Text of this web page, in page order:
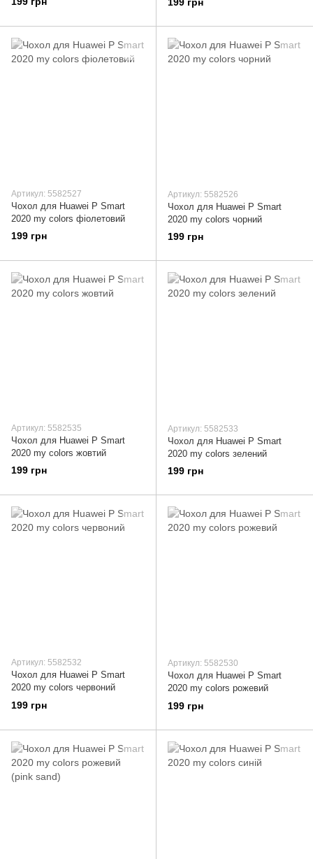
Артикул: 5582527
Чохол для Huawei P Smart
2020 my colors фіолетовий
199 грн
Артикул: 5582526
Чохол для Huawei P Smart
2020 my colors чорний
199 грн
Артикул: 5582535
Чохол для Huawei P Smart
2020 my colors жовтий
199 грн
Артикул: 5582533
Чохол для Huawei P Smart
2020 my colors зелений
199 грн
Артикул: 5582532
Чохол для Huawei P Smart
2020 my colors червоний
199 грн
Артикул: 5582530
Чохол для Huawei P Smart
2020 my colors рожевий
199 грн